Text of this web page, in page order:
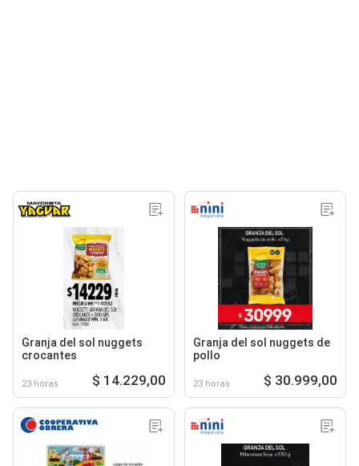
Granja del sol nuggets
crocantes
23 horas $ 14.229,00
Granja del sol nuggets de
pollo
23 horas $ 30.999,00